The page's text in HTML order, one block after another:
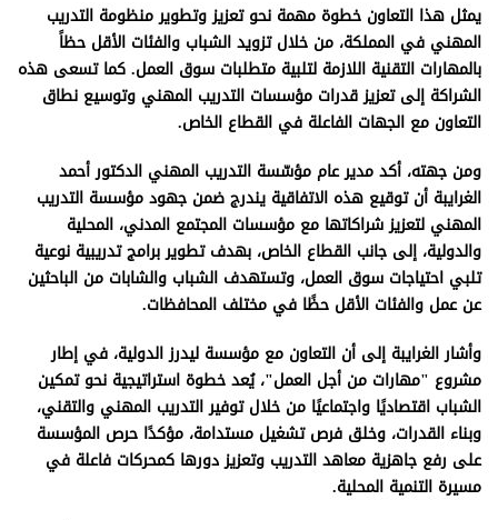
يمثل هذا التعاون خطوة مهمة نحو تعزيز وتطوير منظومة التدريب
المهني في المملكة، من خلال تزويد الشباب والفئات الأقل حظاً
بالمهارات التقنية اللازمة لتلبية متطلبات سوق العمل. كما تسعى هذه
الشراكة إلى تعزيز قدرات مؤسسات التدريب المهني وتوسيع نطاق
التعاون مع الجهات الفاعلة في القطاع الخاص.
ومن جهته، أكد مدير عام مؤسّسة التدريب المهني الدكتور أحمد
الغرايبة أن توقيع هذه الاتفاقية يندرج ضمن جهود مؤسسة التدريب
المهني لتعزيز شراكاتها مع مؤسسات المجتمع المدني، المحلية
والدولية، إلى جانب القطاع الخاص، بهدف تطوير برامج تدريبية نوعية
تلبي احتياجات سوق العمل، وتستهدف الشباب والشابات من الباحثين
عن عمل والفئات الأقل حظًا في مختلف المحافظات.
وأشار الغرايبة إلى أن التعاون مع مؤسسة ليدرز الدولية، في إطار
مشروع "مهارات من أجل العمل"، يُعد خطوة استراتيجية نحو تمكين
الشباب اقتصاديًا واجتماعيًا من خلال توفير التدريب المهني والتقني،
وبناء القدرات، وخلق فرص تشغيل مستدامة، مؤكدًا حرص المؤسسة
على رفع جاهزية معاهد التدريب وتعزيز دورها كمحركات فاعلة في
مسيرة التنمية المحلية.